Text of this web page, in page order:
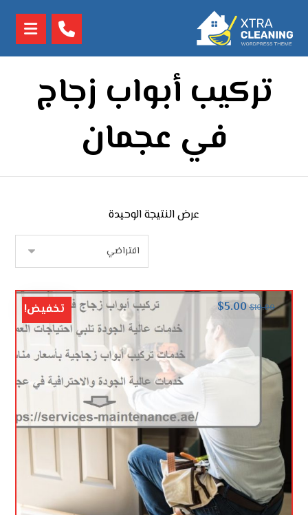
تركيب أبواب زجاج
في عجمان
عرض النتيجة الوحيدة
$10.00
$5.00 تخفيض!